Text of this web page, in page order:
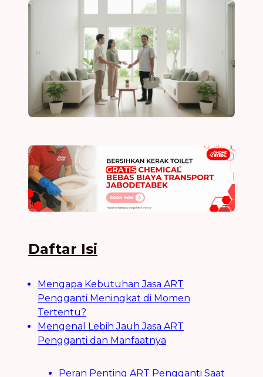
Daftar Isi
Mengapa Kebutuhan Jasa ART
Pengganti Meningkat di Momen
Tertentu?
Mengenal Lebih Jauh Jasa ART
Pengganti dan Manfaatnya
Peran Penting ART Pengganti Saat